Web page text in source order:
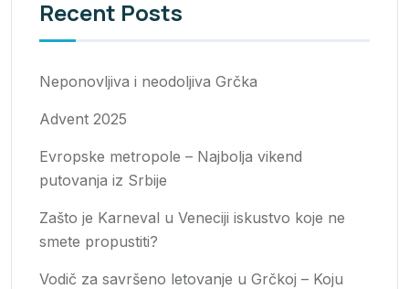
Recent Posts
Neponovljiva i neodoljiva Grčka
Advent 2025
Evropske metropole – Najbolja vikend
putovanja iz Srbije
Zašto je Karneval u Veneciji iskustvo koje ne
smete propustiti?
Vodič za savršeno letovanje u Grčkoj – Koju